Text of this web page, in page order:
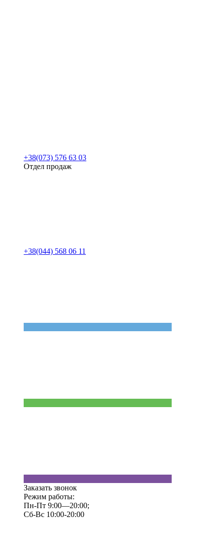
+38(073) 576 63 03
Отдел продаж
+38(044) 568 06 11
Заказать звонок
Режим работы:
Пн-Пт 9:00—20:00;
Сб-Вс 10:00-20:00